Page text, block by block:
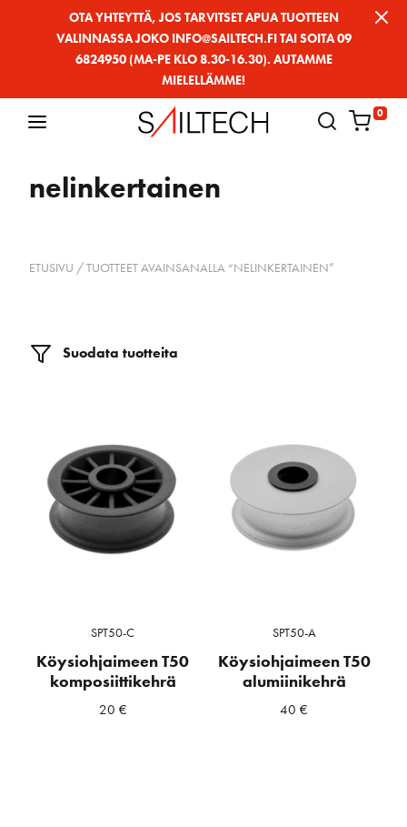
OTA YHTEYTTÄ, JOS TARVITSET APUA TUOTTEEN
VALINNASSA JOKO INFO@SAILTECH.FI TAI SOITA 09
6824950 (MA-PE KLO 8.30-16.30). AUTAMME
MIELELLÄMME!
0
nelinkertainen
ETUSIVU / TUOTTEET AVAINSANALLA “NELINKERTAINEN”
Suodata tuotteita
SPT50-C
Köysiohjaimeen T50
komposiittikehrä
20 €
SPT50-A
Köysiohjaimeen T50
alumiinikehrä
40€